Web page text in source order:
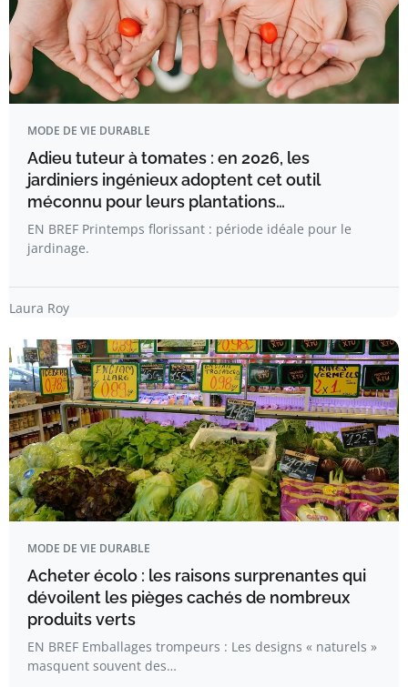
MODE DE VIE DURABLE
Adieu tuteur à tomates : en 2026, les
jardiniers ingénieux adoptent cet outil
méconnu pour leurs plantations…
EN BREF Printemps florissant : période idéale pour le
jardinage.
Laura Roy
MODE DE VIE DURABLE
Acheter écolo : les raisons surprenantes qui
dévoilent les pièges cachés de nombreux
produits verts
EN BREF Emballages trompeurs : Les designs « naturels »
masquent souvent des…